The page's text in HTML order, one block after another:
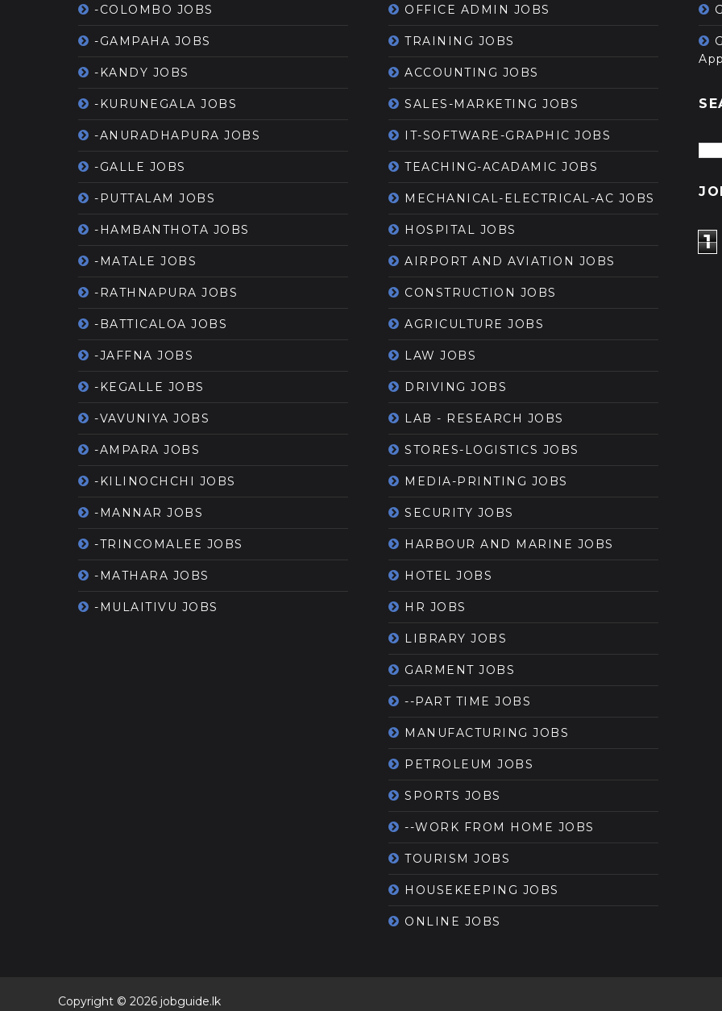
-COLOMBO JOBS
-GAMPAHA JOBS
-KANDY JOBS
-KURUNEGALA JOBS
-ANURADHAPURA JOBS
-GALLE JOBS
-PUTTALAM JOBS
-HAMBANTHOTA JOBS
-MATALE JOBS
-RATHNAPURA JOBS
-BATTICALOA JOBS
-JAFFNA JOBS
-KEGALLE JOBS
-VAVUNIYA JOBS
-AMPARA JOBS
-KILINOCHCHI JOBS
-MANNAR JOBS
-TRINCOMALEE JOBS
-MATHARA JOBS
-MULAITIVU JOBS
OFFICE ADMIN JOBS
TRAINING JOBS
ACCOUNTING JOBS
SALES-MARKETING JOBS
IT-SOFTWARE-GRAPHIC JOBS
TEACHING-ACADAMIC JOBS
MECHANICAL-ELECTRICAL-AC JOBS
HOSPITAL JOBS
AIRPORT AND AVIATION JOBS
CONSTRUCTION JOBS
AGRICULTURE JOBS
LAW JOBS
DRIVING JOBS
LAB - RESEARCH JOBS
STORES-LOGISTICS JOBS
MEDIA-PRINTING JOBS
SECURITY JOBS
HARBOUR AND MARINE JOBS
HOTEL JOBS
HR JOBS
LIBRARY JOBS
GARMENT JOBS
--PART TIME JOBS
MANUFACTURING JOBS
PETROLEUM JOBS
SPORTS JOBS
--WORK FROM HOME JOBS
TOURISM JOBS
HOUSEKEEPING JOBS
ONLINE JOBS
1
Copyright © 2026 jobguide.lk